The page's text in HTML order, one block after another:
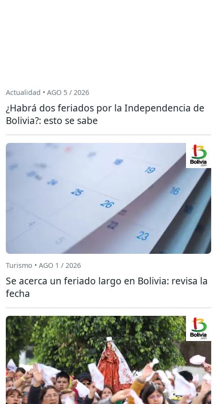
Actualidad • AGO 5 / 2026
¿Habrá dos feriados por la Independencia de
Bolivia?: esto se sabe
Turismo • AGO 1 / 2026
Se acerca un feriado largo en Bolivia: revisa la
fecha